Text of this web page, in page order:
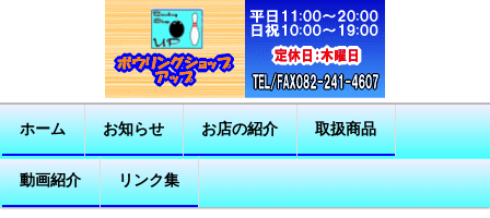
ホーム お知らせ お店の紹介 取扱商品
動画紹介 リンク集